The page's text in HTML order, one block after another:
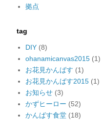
拠点
tag
DIY (8)
ohanamicanvas2015 (1)
お花見かんばす (1)
お花見かんばす2015 (1)
お知らせ (3)
かずヒーロー (52)
かんばす食堂 (18)